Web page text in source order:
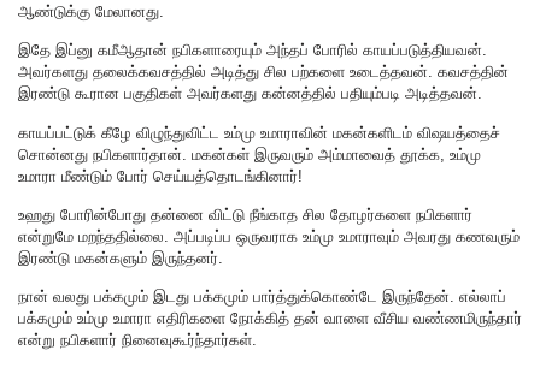
ஆண்டுக்கு மேலானது.
இதே இப்னு கமீஆதான் நபிகளாரையும் அந்தப் போரில் காயப்படுத்தியவன்.
அவர்களது தலைக்கவசத்தில் அடித்து சில பற்களை உடைத்தவன். கவசத்தின்
இரண்டு கூரான பகுதிகள் அவர்களது கன்னத்தில் பதியும்படி அடித்தவன்.
காயப்பட்டுக் கீழே விழுந்துவிட்ட உம்மு உமாராவின் மகன்களிடம் விஷயத்தைச்
சொன்னது நபிகளார்தான். மகன்கள் இருவரும் அம்மாவைத் தூக்க, உம்மு
உமாரா மீண்டும் போர் செய்யத்தொடங்கினார்!
உஹது போரின்போது தன்னை விட்டு நீங்காத சில தோழர்களை நபிகளார்
என்றுமே மறந்ததில்லை. அப்படிப்ப ஒருவராக உம்மு உமாராவும் அவரது கணவரும்
இரண்டு மகன்களும் இருந்தனர்.
நான் வலது பக்கமும் இடது பக்கமும் பார்த்துக்கொண்டே இருந்தேன். எல்லாப்
பக்கமும் உம்மு உமாரா எதிரிகளை நோக்கித் தன் வாளை வீசிய வண்ணமிருந்தார்
என்று நபிகளார் நினைவுகூர்ந்தார்கள்.